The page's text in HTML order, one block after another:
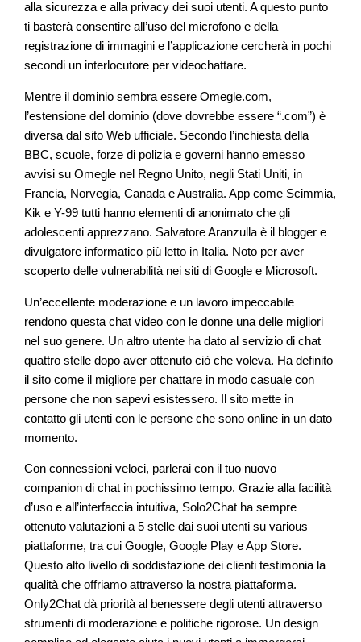
alla sicurezza e alla privacy dei suoi utenti. A questo punto
ti basterà consentire all’uso del microfono e della
registrazione di immagini e l’applicazione cercherà in pochi
secondi un interlocutore per videochattare.
Mentre il dominio sembra essere Omegle.com,
l’estensione del dominio (dove dovrebbe essere “.com”) è
diversa dal sito Web ufficiale. Secondo l’inchiesta della
BBC, scuole, forze di polizia e governi hanno emesso
avvisi su Omegle nel Regno Unito, negli Stati Uniti, in
Francia, Norvegia, Canada e Australia. App come Scimmia,
Kik e Y-99 tutti hanno elementi di anonimato che gli
adolescenti apprezzano. Salvatore Aranzulla è il blogger e
divulgatore informatico più letto in Italia. Noto per aver
scoperto delle vulnerabilità nei siti di Google e Microsoft.
Un’eccellente moderazione e un lavoro impeccabile
rendono questa chat video con le donne una delle migliori
nel suo genere. Un altro utente ha dato al servizio di chat
quattro stelle dopo aver ottenuto ciò che voleva. Ha definito
il sito come il migliore per chattare in modo casuale con
persone che non sapevi esistessero. Il sito mette in
contatto gli utenti con le persone che sono online in un dato
momento.
Con connessioni veloci, parlerai con il tuo nuovo
companion di chat in pochissimo tempo. Grazie alla facilità
d’uso e all’interfaccia intuitiva, Solo2Chat ha sempre
ottenuto valutazioni a 5 stelle dai suoi utenti su various
piattaforme, tra cui Google, Google Play e App Store.
Questo alto livello di soddisfazione dei clienti testimonia la
qualità che offriamo attraverso la nostra piattaforma.
Only2Chat dà priorità al benessere degli utenti attraverso
strumenti di moderazione e politiche rigorose. Un design